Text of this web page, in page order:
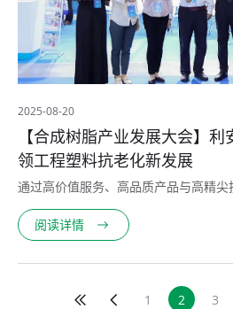
【合成树脂产业发展大会】
领工程塑料抗老化新发展
2025-08-20
通过高价值服务、高品质产品与高精
阅读详情
1 2 3